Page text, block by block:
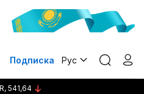
Подписка Рус
541,64